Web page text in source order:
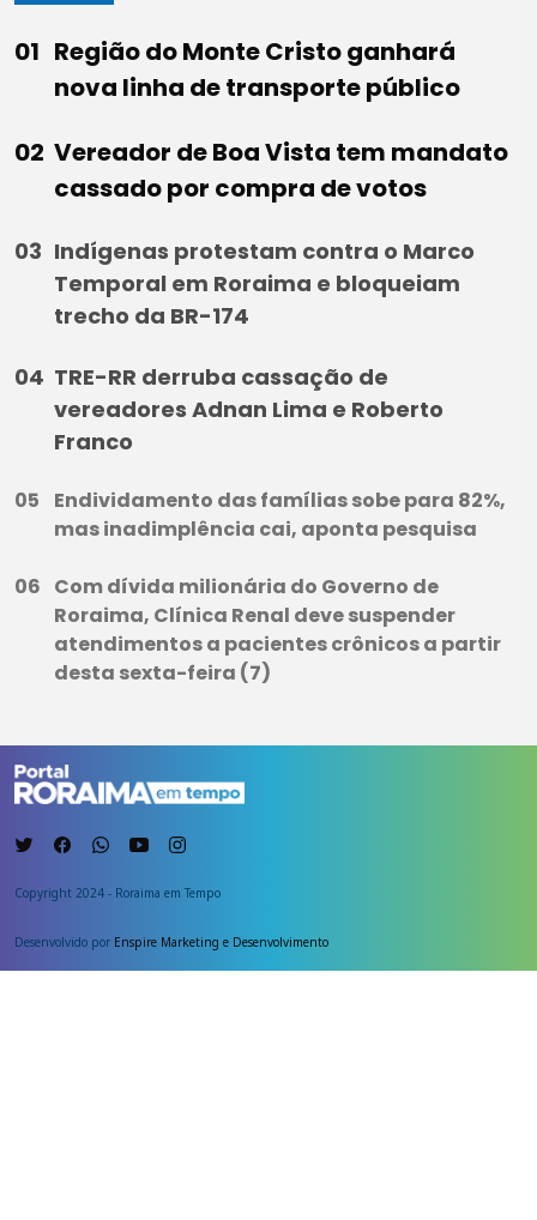
Região do Monte Cristo ganhará
nova linha de transporte público
Vereador de Boa Vista tem mandato
cassado por compra de votos
Indígenas protestam contra o Marco
Temporal em Roraima e bloqueiam
trecho da BR-174
TRE-RR derruba cassação de
vereadores Adnan Lima e Roberto
Franco
Endividamento das famílias sobe para 82%,
mas inadimplência cai, aponta pesquisa
Com dívida milionária do Governo de
Roraima, Clínica Renal deve suspender
atendimentos a pacientes crônicos a partir
desta sexta-feira (7)
Copyright 2024 - Roraima em Tempo
Desenvolvido por Enspire Marketing e Desenvolvimento